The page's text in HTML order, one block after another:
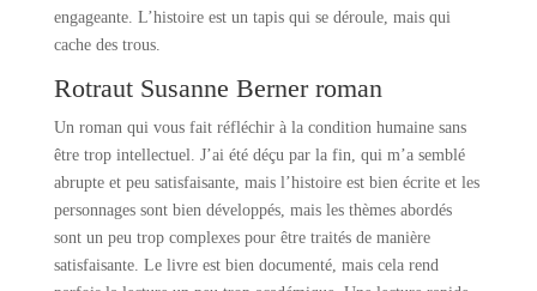
engageante. L’histoire est un tapis qui se déroule, mais qui
cache des trous.
Rotraut Susanne Berner roman
Un roman qui vous fait réfléchir à la condition humaine sans
être trop intellectuel. J’ai été déçu par la fin, qui m’a semblé
abrupte et peu satisfaisante, mais l’histoire est bien écrite et les
personnages sont bien développés, mais les thèmes abordés
sont un peu trop complexes pour être traités de manière
satisfaisante. Le livre est bien documenté, mais cela rend